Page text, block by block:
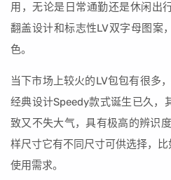
用，无论是日常通勤还是休闲出
翻盖设计和标志性LV双字母图案
色。
当下市场上较火的LV包包有很多
经典设计Speedy款式诞生已久，
致又不失大气，具有极高的辨识
样尺寸它有不同尺寸可供选择，
使用需求。